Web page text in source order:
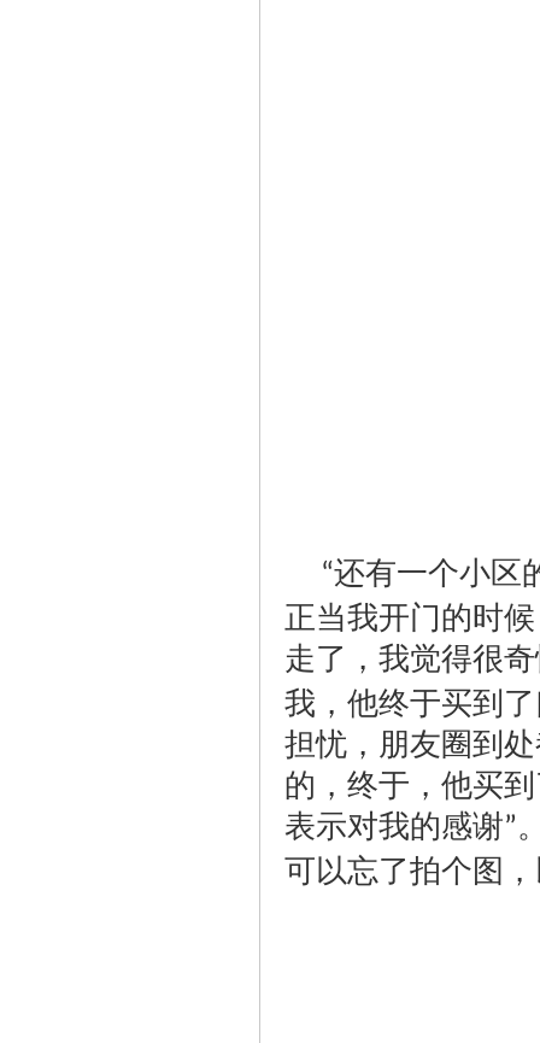
“还有一个小区
正当我开门的时
走了，我觉得很
我，他终于买到
担忧，朋友圈到
的，终于，他买
表示对我的感谢”
可以忘了拍个图